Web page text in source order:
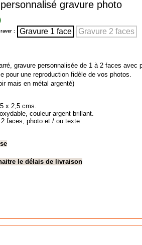
gravure photo
: Gravure 1 face Gravure 2 faces
gravure personnalisée de 1 à 2 faces
pour une reproduction fidèle de vos photos.
mais en métal argenté)
x 2,5 cms.
couleur argent brillant.
faces, photo et / ou texte.
le délais de livraison